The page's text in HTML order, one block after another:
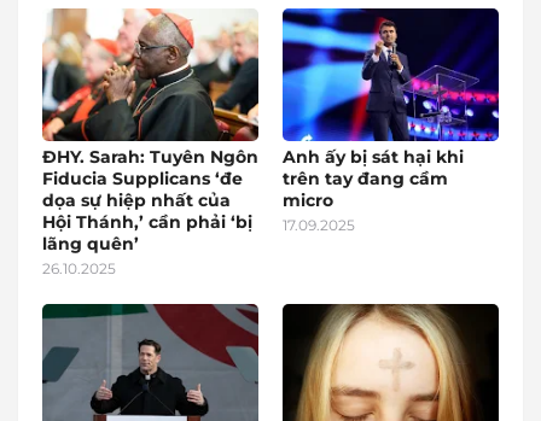
ĐHY. Sarah: Tuyên Ngôn
Fiducia Supplicans ‘đe
dọa sự hiệp nhất của
Hội Thánh,’ cần phải ‘bị
lãng quên’
26.10.2025
Anh ấy bị sát hại khi
trên tay đang cầm
micro
17.09.2025